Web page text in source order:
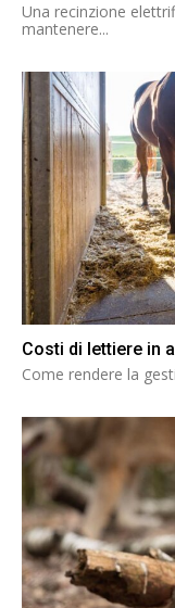
Una recinzione
mantenere...
Costi di lettiere in
Come rendere la